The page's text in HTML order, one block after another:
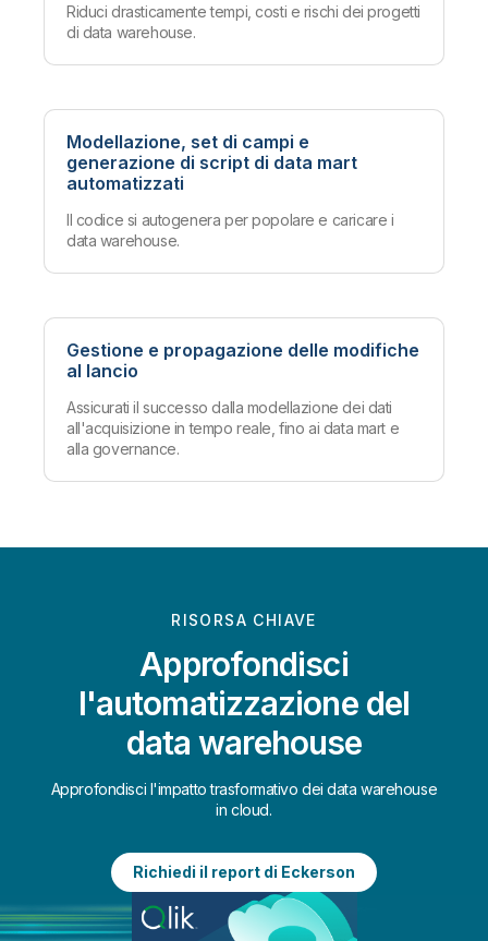
Riduci drasticamente tempi, costi e rischi dei progetti
di data warehouse.
Modellazione, set di campi e
generazione di script di data mart
automatizzati
Il codice si autogenera per popolare e caricare i
data warehouse.
Gestione e propagazione delle modifiche
al lancio
Assicurati il successo dalla modellazione dei dati
all'acquisizione in tempo reale, fino ai data mart e
alla governance.
RISORSA CHIAVE
Approfondisci
l'automatizzazione del
data warehouse
Approfondisci l'impatto trasformativo dei data warehouse
in cloud.
Richiedi il report di Eckerson